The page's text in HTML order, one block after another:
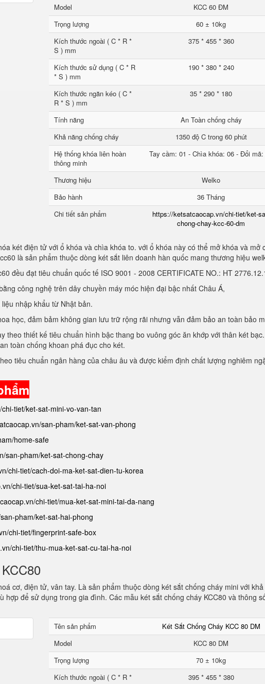
Model
KCC 60 ĐM
Trọng lượng
60 ± 10kg
Kích thước ngoài ( C * R *
S ) mm
375 * 455 * 360
Kích thước sử dụng ( C * R
* S ) mm
190 * 380 * 240
Kích thước ngăn kéo ( C *
R * S ) mm
35 * 290 * 180
Tính năng
An Toàn chống cháy
Khả năng chống cháy
1350 độ C trong 60 phút
Hệ thống khóa liên hoàn
thông minh
Tay cầm: 01 - Chìa khóa: 06 - Đổi mã:
Thương hiệu
Welko
Bảo hành
36 Tháng
Chi tiết sản phẩm
https://ketsatcaocap.vn/chi-tiet/ket-
chong-chay-kcc-60-dm
két điện tử với ổ khóa và chìa khóa to. với ổ khóa này có thể mở khóa và mở
là sản phẩm thuộc dòng két sắt liên doanh hàn quốc mang thương hiệu
đều đạt tiêu chuẩn quốc tế ISO 9001 - 2008 CERTIFICATE NO.: HT
công nghệ trên dây chuyền máy móc hiện đại bậc nhất Châu Á,
nhập khẩu từ Nhật bản.
học, đảm bảm không gian lưu trữ rộng rãi nhưng vẫn đảm bảo an toàn bảo
theo thiết kế tiêu chuẩn hình bậc thang bo vuông góc ăn khớp với thân két
toàn chống khoan phá đục cho két.
tiêu chuẩn ngân hàng của châu âu và được kiểm định chất lượng nghiêm
tiet/ket-sat-mini-vo-van-tan
san-pham/ket-sat-van-phong
home-safe
san-pham/ket-sat-chong-chay
chi-tiet/cach-doi-ma-ket-sat-dien-tu-korea
chi-tiet/sua-ket-sat-tai-ha-noi
chi-tiet/mua-ket-sat-mini-tai-da-nang
pham/ket-sat-hai-phong
chi-tiet/fingerprint-safe-box
chi-tiet/thu-mua-ket-sat-cu-tai-ha-noi
cơ, điện tử, vân tay. Là sản phẩm thuộc dòng két sắt chống cháy mini với
hợp để sử dụng trong gia đình. Các mẫu két sắt chống cháy KCC80 và thông
Tên sản phẩm
Két Sắt Chống Cháy KCC 80 DM
Model
KCC 80 DM
Trọng lượng
70 ± 10kg
Kích thước ngoài ( C * R *
395 * 455 * 380